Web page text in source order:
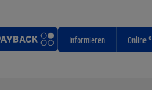
Informieren Online